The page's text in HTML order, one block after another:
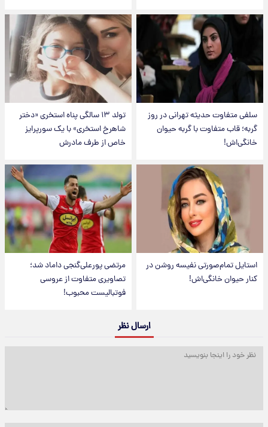
سلفی متفاوت حدیثه تهرانی در روز
گربه؛ قاب متفاوت با گربه حیوان
خانگی‌اش!
تولد ۱۳ سالگی پناه استخری «دختر
شاهرخ استخری» با یک سورپرایز
خاص از طرف مادرش
استایل تمام‌صورتی نفیسه روشن در
کنار حیوان خانگی‌اش!
مرتضی پورعلی‌گنجی داماد شد؛
تصاویری متفاوت از عروسی
فوتبالیست محبوب!
ارسال نظر